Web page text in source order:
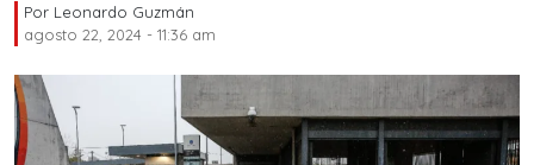
Por Leonardo Guzmán
agosto 22, 2024 - 11:36 am